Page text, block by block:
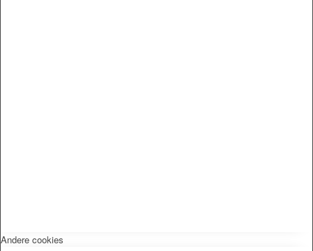
Andere cookies